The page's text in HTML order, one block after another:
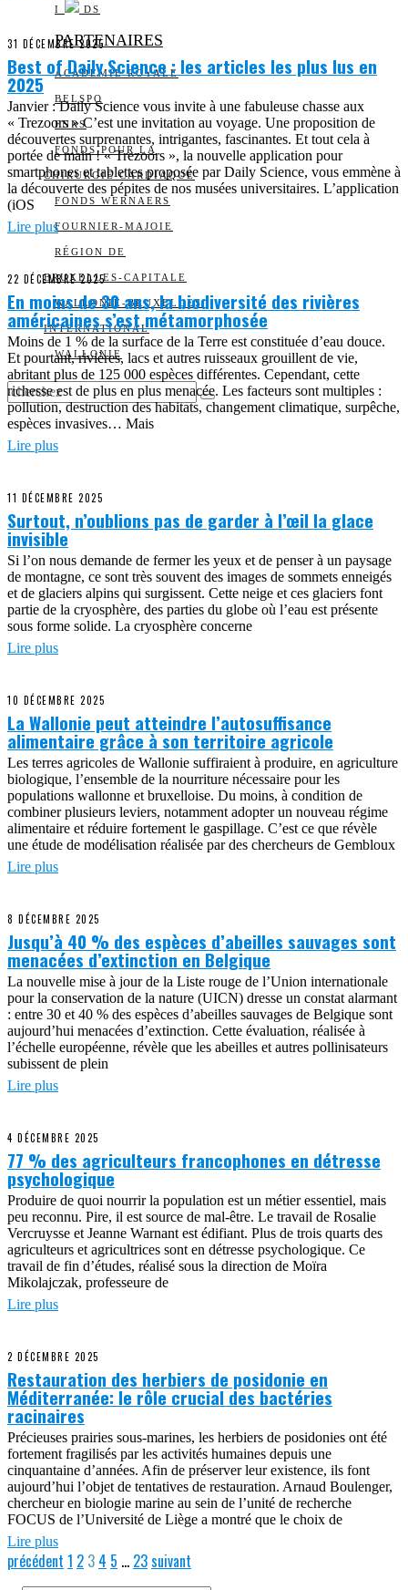
I DS
PARTENAIRES
ACADÉMIE ROYALE
BELSPO
FNRS
FONDS POUR LA
CHIRURGIE CARDIAQUE
FONDS WERNAERS
FOURNIER-MAJOIE
RÉGION DE
BRUXELLES-CAPITALE
WALLONIE-BRUXELLES
INTERNATIONAL
WALLONIE
31 DÉCEMBRE 2025
Best of Daily Science : les articles les plus lus en
2025
Janvier : Daily Science vous invite à une fabuleuse chasse aux
« Trezoors » C’est une invitation au voyage. Une proposition de
découvertes surprenantes, intrigantes, fascinantes. Et tout cela à
portée de main ! « Trezoors », la nouvelle application pour
smartphones et tablettes proposée par Daily Science, vous emmène à
la découverte des pépites de nos musées universitaires. L’application
(iOS
Lire plus
22 DÉCEMBRE 2025
En moins de 30 ans, la biodiversité des rivières
américaines s’est métamorphosée
Moins de 1 % de la surface de la Terre est constituée d’eau douce.
Et pourtant, rivières, lacs et autres ruisseaux grouillent de vie,
abritant plus de 125 000 espèces différentes. Cependant, cette
richesse est de plus en plus menacée. Les facteurs sont multiples :
pollution, destruction des habitats, changement climatique, surpêche,
espèces invasives… Mais
Lire plus
11 DÉCEMBRE 2025
Surtout, n’oublions pas de garder à l’œil la glace
invisible
Si l’on nous demande de fermer les yeux et de penser à un paysage
de montagne, ce sont très souvent des images de sommets enneigés
et de glaciers alpins qui surgissent. Cette neige et ces glaciers font
partie de la cryosphère, des parties du globe où l’eau est présente
sous forme solide. La cryosphère concerne
Lire plus
10 DÉCEMBRE 2025
La Wallonie peut atteindre l’autosuffisance
alimentaire grâce à son territoire agricole
Les terres agricoles de Wallonie suffiraient à produire, en agriculture
biologique, l’ensemble de la nourriture nécessaire pour les
populations wallonne et bruxelloise. Du moins, à condition de
combiner plusieurs leviers, notamment adopter un nouveau régime
alimentaire et réduire fortement le gaspillage. C’est ce que révèle
une étude de modélisation réalisée par des chercheurs de Gembloux
Lire plus
8 DÉCEMBRE 2025
Jusqu’à 40 % des espèces d’abeilles sauvages sont
menacées d’extinction en Belgique
La nouvelle mise à jour de la Liste rouge de l’Union internationale
pour la conservation de la nature (UICN) dresse un constat alarmant
: entre 30 et 40 % des espèces d’abeilles sauvages de Belgique sont
aujourd’hui menacées d’extinction. Cette évaluation, réalisée à
l’échelle européenne, révèle que les abeilles et autres pollinisateurs
subissent de plein
Lire plus
4 DÉCEMBRE 2025
77 % des agriculteurs francophones en détresse
psychologique
Produire de quoi nourrir la population est un métier essentiel, mais
peu reconnu. Pire, il est source de mal-être. Le travail de Rosalie
Vercruysse et Jeanne Warnant est édifiant. Plus de trois quarts des
agriculteurs et agricultrices sont en détresse psychologique. Ce
travail de fin d’études, réalisé sous la direction de Moïra
Mikolajczak, professeure de
Lire plus
2 DÉCEMBRE 2025
Restauration des herbiers de posidonie en
Méditerranée: le rôle crucial des bactéries
racinaires
Précieuses prairies sous-marines, les herbiers de posidonies ont été
fortement fragilisés par les activités humaines depuis une
cinquantaine d’années. Afin de préserver leur existence, ils font
aujourd’hui l’objet de tentatives de restauration. Arnaud Boulenger,
chercheur en biologie marine au sein de l’unité de recherche
FOCUS de l’Université de Liège a montré que le choix de
Lire plus
précédent 1 2 3 4 5 … 23suivant